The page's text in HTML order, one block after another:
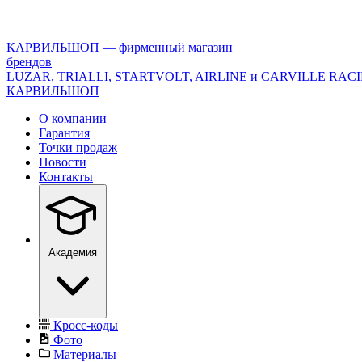
version="1.0"
encoding="utf-
8"?
>
КАРВИЛЬШОП — фирменный магазин
брендов
LUZAR, TRIALLI, STARTVOLT, AIRLINE и CARVILLE
КАРВИЛЬШОП
О компании
Гарантия
Точки продаж
Новости
Контакты
Академия
Кросс-коды
Фото
Материалы